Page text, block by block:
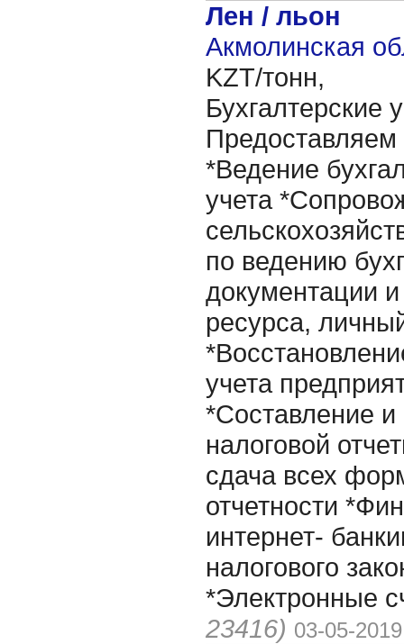
Лен / льон
Акмолинская
KZT/тонн,
Бухгалтерские
Предоставляем
*Ведение
учета
по ведению
документации
ресурса,
учета
*Составление
налоговой
сдача всех
отчетности
интернет-
налогового
*Электронные
23416) 03-05-2019